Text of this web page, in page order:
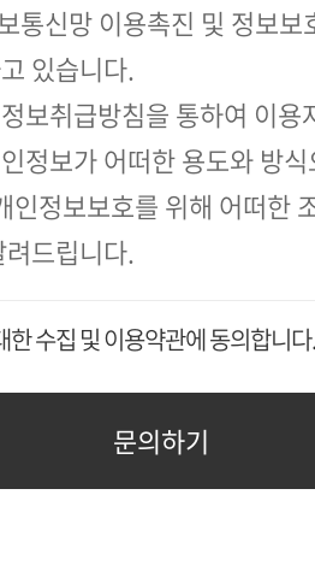
통신망 이용촉진 및 정보보
있습니다.
보취급방침을 통하여 이용
정보가 어떠한 용도와 방
인정보보호를 위해 어떠한
드립니다.
하는 개인에 관한 정보로서
한 수집 및 이용약관에 동의합니다.
문의하기